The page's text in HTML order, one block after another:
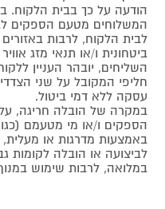
הודעה על כך בבית הלקוח.
המשלוחים מטעם הספקים
לבית הלקוח, לרבות
ביטחונית ו/או תנאי מזג
השליחים, יובהר העניין
חליפי המקובל על שני
עסקה ללא דמי ביטול.
במקרה של הובלה חריגה,
הספקים ו/או מי מטעמם
באמצעות מדרגות או
לביצועה או הובלה לקומות
במלואה, לרבות שימוש